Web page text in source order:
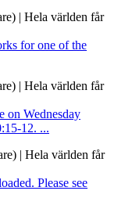
| Hela världen får
for one of the
| Hela världen får
on Wednesday
12. ...
| Hela världen får
Please see